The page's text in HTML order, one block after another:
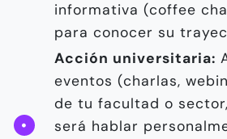
informativa (coffee
para conocer su
Acción universitaria:
eventos (charlas,
de tu facultad o
será hablar